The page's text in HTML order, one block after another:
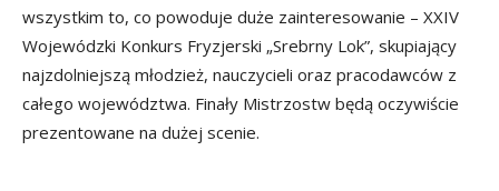
wszystkim to, co powoduje duże zainteresowanie – XXIV
Wojewódzki Konkurs Fryzjerski „Srebrny Lok”, skupiający
najzdolniejszą młodzież, nauczycieli oraz pracodawców z
całego województwa. Finały Mistrzostw będą oczywiście
prezentowane na dużej scenie.